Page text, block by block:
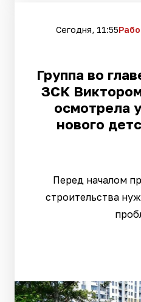
Сегодня, 11:55
Группа во
ЗСК
осмотрела
нового
Перед началом
строительства